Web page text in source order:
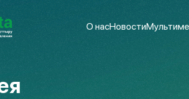
О насНовости